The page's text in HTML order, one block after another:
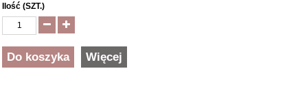
Ilość (SZT.)
Do koszyka Więcej